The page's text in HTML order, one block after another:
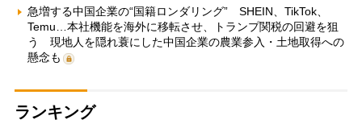
急増する中国企業の“国籍ロンダリング” SHEIN、TikTok、
Temu…本社機能を海外に移転させ、トランプ関税の回避を狙
う 現地人を隠れ蓑にした中国企業の農業参入・土地取得への
懸念も
ランキング